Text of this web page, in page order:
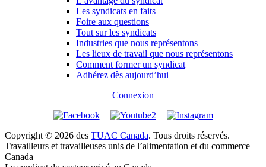
Les syndicats en faits
Foire aux questions
Tout sur les syndicats
Industries que nous représentons
Les lieux de travail que nous représentons
Comment former un syndicat
Adhérez dès aujourd’hui
Connexion
Copyright © 2026 des TUAC Canada. Tous droits réservés.
Travailleurs et travailleuses unis de l’alimentation et du commerce
Canada